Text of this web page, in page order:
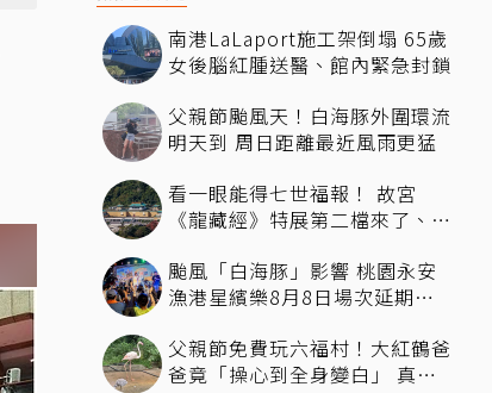
南港LaLaport施工架倒塌 65歲
女後腦紅腫送醫、館內緊急封鎖
父親節颱風天！白海豚外圍環流
明天到 周日距離最近風雨更猛
看一眼能得七世福報！ 故宮
《龍藏經》特展第二檔來了、文
驚：貧窮限制想像
颱風「白海豚」影響 桃園永安
漁港星繽樂8月8日場次延期一
父親節免費玩六福村！大紅鶴爸
爸竟「操心到全身變白」 真相